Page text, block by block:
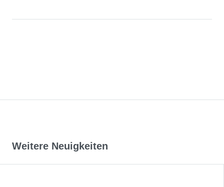
Weitere Neuigkeiten